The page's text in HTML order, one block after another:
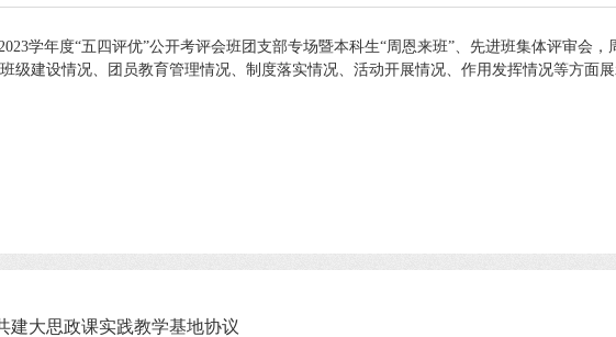
学年度“五四评优”公开考评会班团支部专场暨本科生“周恩来班”、先进班集体评审会，
建设情况、团员教育管理情况、制度落实情况、活动开展情况、作用发挥情况等方面
建大思政课实践教学基地协议